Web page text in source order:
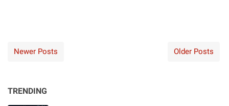
Newer Posts Older Posts
TRENDING